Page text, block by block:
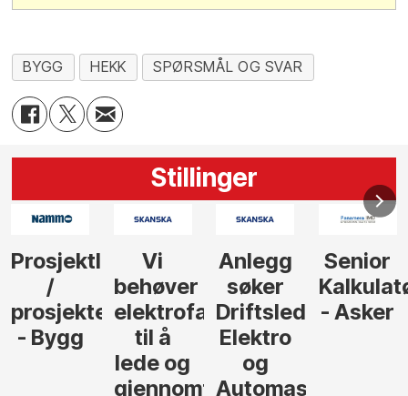
BYGG HEKK SPØRSMÅL OG SVAR
Stillinger
Anlegg
søker
Driftsleder
Elektro
Automasjon
Senior
Kalkulatør
- Asker
Senior
Tilbudsleder
Anlegg
- Oslo